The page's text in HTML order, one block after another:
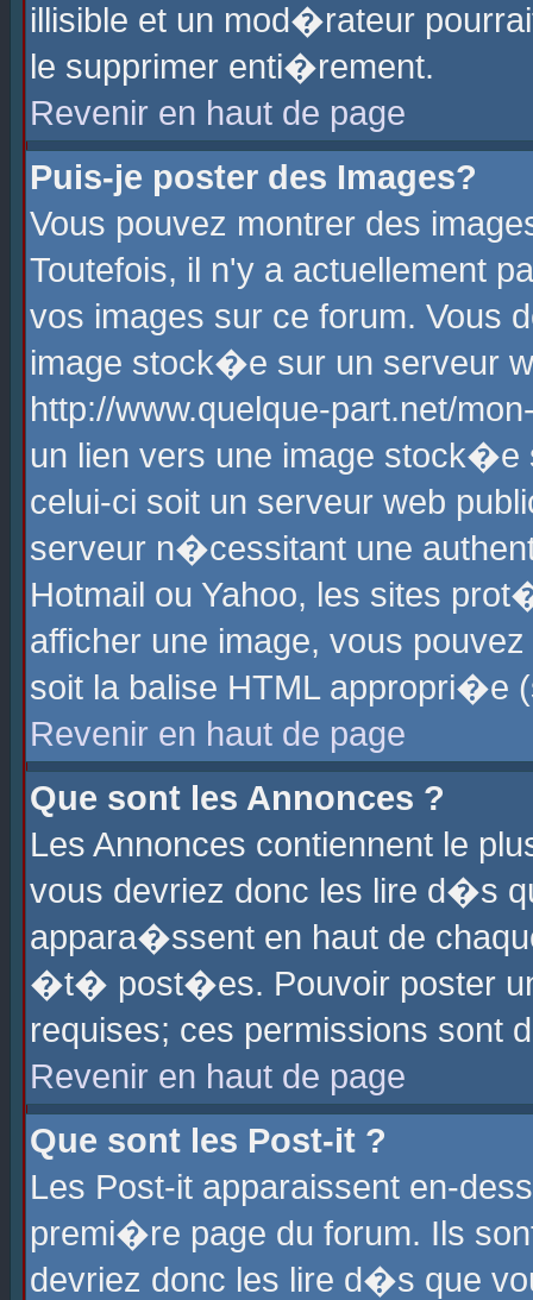
illisible et un mod�rateur
le supprimer enti�rement.
Revenir en haut de page
Puis-je poster des Images?
Vous pouvez montrer des
Toutefois, il n'y a actuellement
vos images sur ce forum. Vous
image stock�e sur un serveur
http://www.quelque-part.net/
un lien vers une image
celui-ci soit un serveur web
serveur n�cessitant une
Hotmail ou Yahoo, les sites
afficher une image, vous
soit la balise HTML
Revenir en haut de page
Que sont les Annonces ?
Les Annonces contiennent le
vous devriez donc les lire d�s
appara�ssent en haut de
�t� post�es. Pouvoir poster
requises; ces permissions sont
Revenir en haut de page
Que sont les Post-it ?
Les Post-it apparaissent en-
premi�re page du forum. Ils
devriez donc les lire d�s que